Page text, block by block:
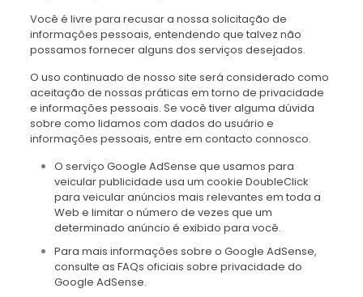
Você é livre para recusar a nossa solicitação de
informações pessoais, entendendo que talvez não
possamos fornecer alguns dos serviços desejados.
O uso continuado de nosso site será considerado como
aceitação de nossas práticas em torno de privacidade
e informações pessoais. Se você tiver alguma dúvida
sobre como lidamos com dados do usuário e
informações pessoais, entre em contacto connosco.
O serviço Google AdSense que usamos para
veicular publicidade usa um cookie DoubleClick
para veicular anúncios mais relevantes em toda a
Web e limitar o número de vezes que um
determinado anúncio é exibido para você.
Para mais informações sobre o Google AdSense,
consulte as FAQs oficiais sobre privacidade do
Google AdSense.